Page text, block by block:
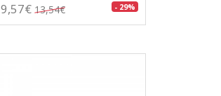
9,57€ 13,54€ - 29%